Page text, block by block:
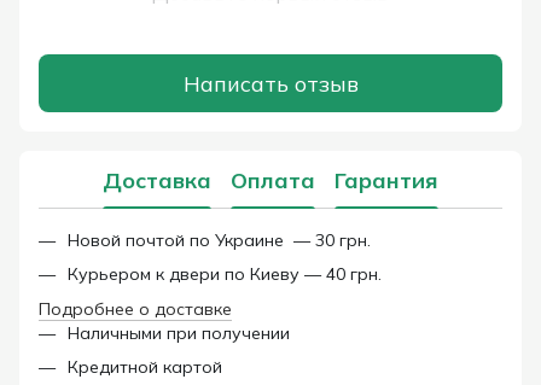
Написать отзыв
Доставка Оплата Гарантия
Новой почтой по Украине — 30 грн.
Курьером к двери по Киеву — 40 грн.
Подробнее о доставке
Наличными при получении
Кредитной картой